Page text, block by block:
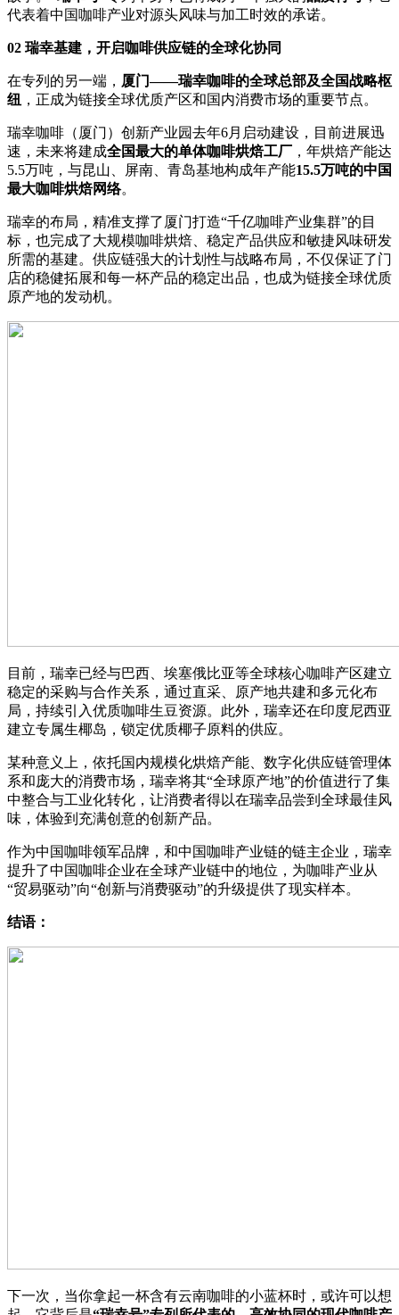
代表着中国咖啡产业对源头风味与加工时效的承诺。
02 瑞幸基建，开启咖啡供应链的全球化协同
在专列的另一端， 厦门——瑞幸咖啡的全球总部及全国战略枢
纽
，正成为链接全球优质产区和国内消费市场的重要节点。
瑞幸咖啡（厦门）创新产业园去年6月启动建设，目前进展迅
速，未来将建成全国最大的单体咖啡烘焙工厂 ，年烘焙产能达
5.5万吨，与昆山、屏南、青岛基地构成年产能15.5万吨的中国
最大咖啡烘焙网络。
瑞幸的布局，精准支撑了厦门打造“千亿咖啡产业集群”的目
标，也完成了大规模咖啡烘焙、稳定产品供应和敏捷风味研发
所需的基建。供应链强大的计划性与战略布局，不仅保证了门
店的稳健拓展和每一杯产品的稳定出品，也成为链接全球优质
原产地的发动机。
目前，瑞幸已经与巴西、埃塞俄比亚等全球核心咖啡产区建立
稳定的采购与合作关系，通过直采、原产地共建和多元化布
局，持续引入优质咖啡生豆资源。此外，瑞幸还在印度尼西亚
建立专属生椰岛，锁定优质椰子原料的供应。
某种意义上，依托国内规模化烘焙产能、数字化供应链管理体
系和庞大的消费市场，瑞幸将其“全球原产地”的价值进行了集
中整合与工业化转化，让消费者得以在瑞幸品尝到全球最佳风
味，体验到充满创意的创新产品。
作为中国咖啡领军品牌，和中国咖啡产业链的链主企业，瑞幸
提升了中国咖啡企业在全球产业链中的地位，为咖啡产业从
“贸易驱动”向“创新与消费驱动”的升级提供了现实样本。
结语：
下一次，当你拿起一杯含有云南咖啡的小蓝杯时，或许可以想